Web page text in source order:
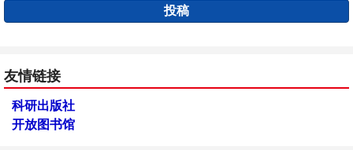
投稿
友情链接
科研出版社
开放图书馆